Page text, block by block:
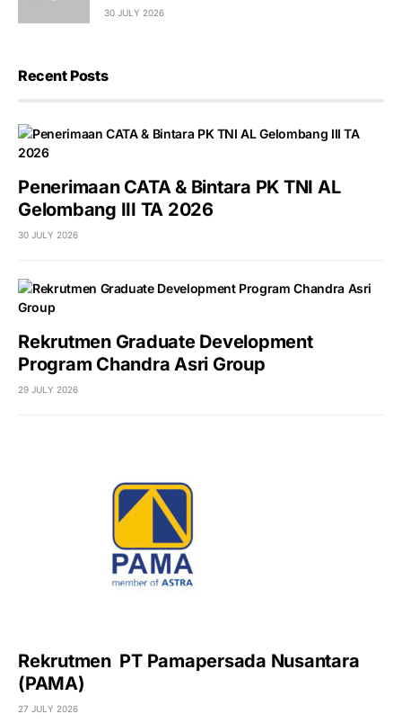
30 JULY 2026
Recent Posts
Penerimaan CATA & Bintara PK TNI AL
Gelombang III TA 2026
30 JULY 2026
Rekrutmen Graduate Development
Program Chandra Asri Group
29 JULY 2026
Rekrutmen PT Pamapersada Nusantara
(PAMA)
27 JULY 2026